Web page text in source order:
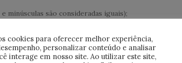
minúsculas são consideradas iguais);
que ‘FulanoSilva’ em muitos servidores);
e retornado sem transformação.
O ponto (2) foi adicionado para evitar
cookies para oferecer melhor experiência,
personalizar conteúdo e analisar
interage em nosso site. Ao utilizar este site,